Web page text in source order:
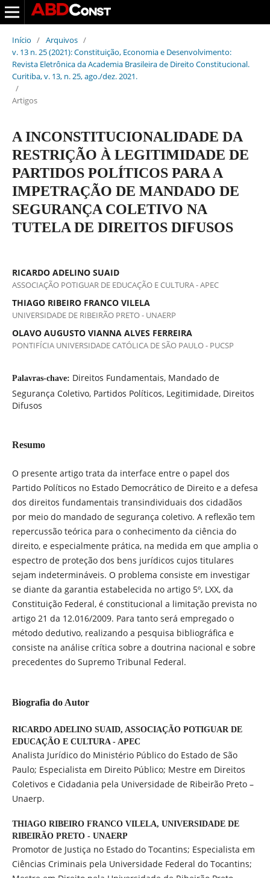
Início / Arquivos /
v. 13 n. 25 (2021): Constituição, Economia e Desenvolvimento:
Revista Eletrônica da Academia Brasileira de Direito Constitucional.
Curitiba, v. 13, n. 25, ago./dez. 2021.
/
Artigos
A INCONSTITUCIONALIDADE DA
RESTRIÇÃO À LEGITIMIDADE DE
PARTIDOS POLÍTICOS PARA A
IMPETRAÇÃO DE MANDADO DE
SEGURANÇA COLETIVO NA
TUTELA DE DIREITOS DIFUSOS
RICARDO ADELINO SUAID
ASSOCIAÇÃO POTIGUAR DE EDUCAÇÃO E CULTURA - APEC
THIAGO RIBEIRO FRANCO VILELA
UNIVERSIDADE DE RIBEIRÃO PRETO - UNAERP
OLAVO AUGUSTO VIANNA ALVES FERREIRA
PONTIFÍCIA UNIVERSIDADE CATÓLICA DE SÃO PAULO - PUCSP
Palavras-chave: Direitos Fundamentais, Mandado de
Segurança Coletivo, Partidos Políticos, Legitimidade, Direitos
Difusos
Resumo
O presente artigo trata da interface entre o papel dos
Partido Políticos no Estado Democrático de Direito e a defesa
dos direitos fundamentais transindividuais dos cidadãos
por meio do mandado de segurança coletivo. A reflexão tem
repercussão teórica para o conhecimento da ciência do
direito, e especialmente prática, na medida em que amplia o
espectro de proteção dos bens jurídicos cujos titulares
sejam indetermináveis. O problema consiste em investigar
se diante da garantia estabelecida no artigo 5º, LXX, da
Constituição Federal, é constitucional a limitação prevista no
artigo 21 da 12.016/2009. Para tanto será empregado o
método dedutivo, realizando a pesquisa bibliográfica e
consiste na análise crítica sobre a doutrina nacional e sobre
precedentes do Supremo Tribunal Federal.
Biografia do Autor
RICARDO ADELINO SUAID, ASSOCIAÇÃO POTIGUAR DE
EDUCAÇÃO E CULTURA - APEC
Analista Jurídico do Ministério Público do Estado de São
Paulo; Especialista em Direito Público; Mestre em Direitos
Coletivos e Cidadania pela Universidade de Ribeirão Preto –
Unaerp.
THIAGO RIBEIRO FRANCO VILELA, UNIVERSIDADE DE
RIBEIRÃO PRETO - UNAERP
Promotor de Justiça no Estado do Tocantins; Especialista em
Ciências Criminais pela Universidade Federal do Tocantins;